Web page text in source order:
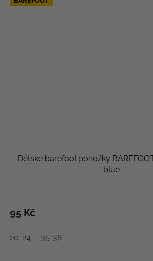
Dětské barefoot ponožky
blue
95 Kč
20-24 35-38